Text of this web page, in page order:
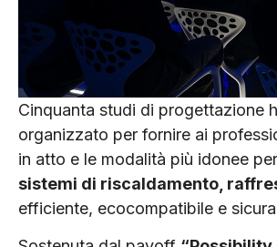
Cinquanta studi di progettazione
organizzato per fornire ai
in atto e le modalità più idonee
sistemi di riscaldamento,
efficiente, ecocompatibile e